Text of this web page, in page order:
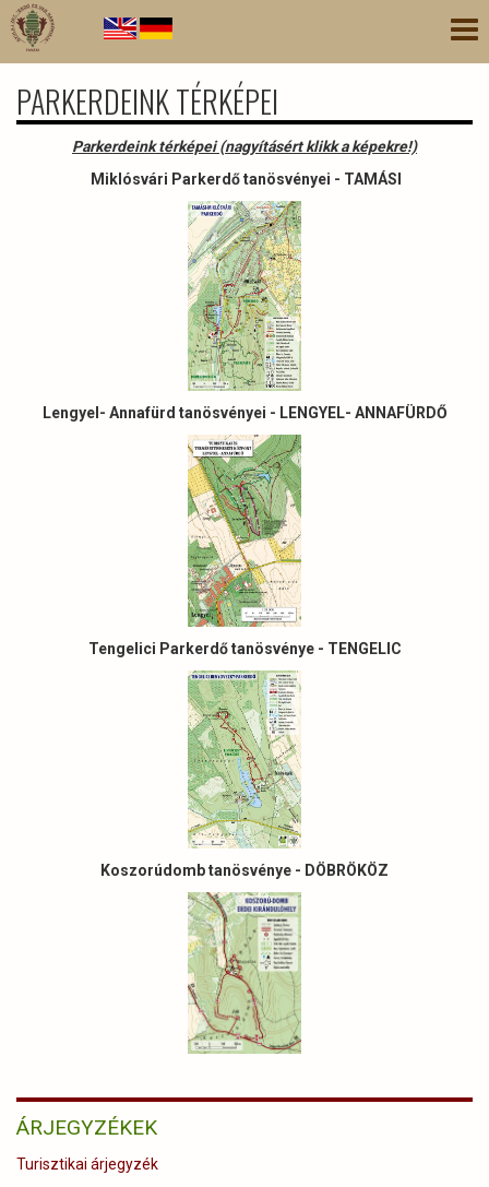
Ugrás
tartalomra
PARKERDEINK TÉRKÉPEI
Parkerdeink térképei (nagyításért klikk a képekre!)
Miklósvári Parkerdő tanösvényei - TAMÁSI
Lengyel- Annafürd tanösvényei - LENGYEL- ANNAFÜRDŐ
Tengelici Parkerdő tanösvénye - TENGELIC
Koszorúdomb tanösvénye - DÖBRÖKÖZ
ÁRJEGYZÉKEK
Turisztikai árjegyzék